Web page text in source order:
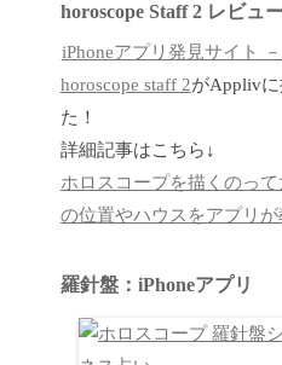
horoscope Staff 2 レビュ
iPhoneアプリ発見サイト
horoscope staff 2がAppliv
た！
詳細記事はこちら↓
ホロスコープを描くのっ
の位置やハウスをアプリが
羅針盤：iPhoneアプリ